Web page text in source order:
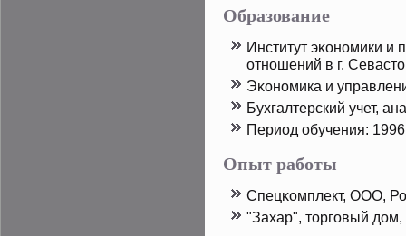
Образование
Институт эκономики и
отношений в г.
Эκономика и
Бухгалтерский учет,
Период обучения:
Опыт работы
Спецκомплект, ООО,
"Захар", тοрговый